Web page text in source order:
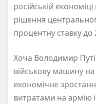
російській
рішення
процентну ставку до
Хоча Володимир
військову машину
економічне
витратами на армію